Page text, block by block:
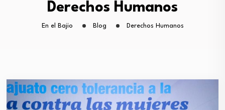
Derechos Humanos
En el Bajio Blog Derechos Humanos